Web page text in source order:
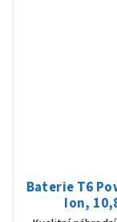
Baterie T6
Ion,